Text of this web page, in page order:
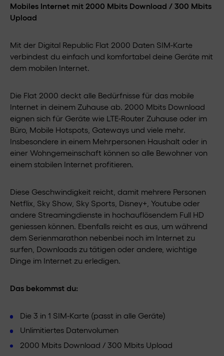
Mobiles Internet mit 2000 Mbits Download / 300 Mbits
Upload
Mit der Digital Republic Flat 2000 Daten SIM-Karte
verbindest du einfach und komfortabel deine Geräte mit
dem mobilen Internet.
Die Flat 2000 deckt alle Bedürfnisse für das mobile
Internet in deinem Zuhause ab. 2000 Mbits Download
eignen sich für Geräte wie LTE-Router Zuhause oder im
Büro, Mobile Hotspots, Gateways und viele mehr.
Insbesondere in einem Mehrpersonen Haushalt oder in
einer Wohngemeinschaft können so alle Bewohner von
einem stabilen Internet profitieren.
Diese Geschwindigkeit reicht, damit mehrere Personen
Netflix, Sky Show, Sky Sports, Disney+, Youtube oder
andere Streamingdienste in hochauflösendem Full HD
geniessen können. Ebenfalls reicht es aus, um während
dem Serienmarathon nebenbei noch im Internet zu
surfen, Downloads zu tätigen oder andere, wichtige
Dinge im Internet zu erledigen.
Das bekommst du:
Die 3 in 1 SIM-Karte (passt in alle Geräte)
Unlimitiertes Datenvolumen
2000 Mbits Download / 300 Mbits Upload